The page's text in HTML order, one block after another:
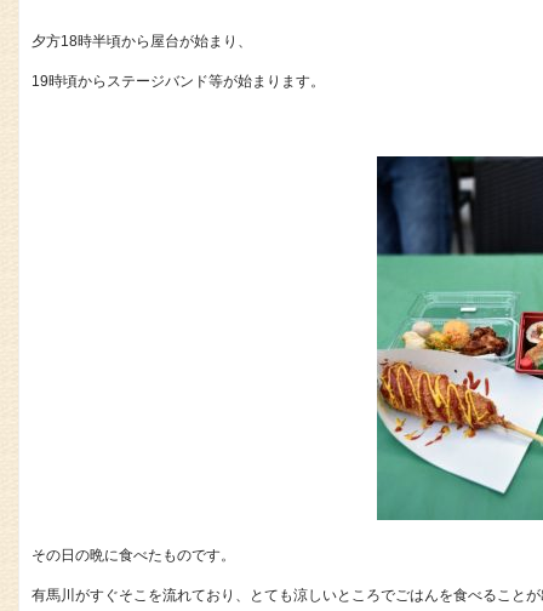
夕方18時半頃から屋台が始まり、
19時頃からステージバンド等が始まります。
その日の晩に食べたものです。
有馬川がすぐそこを流れており、とても涼しいところでごはんを食べること